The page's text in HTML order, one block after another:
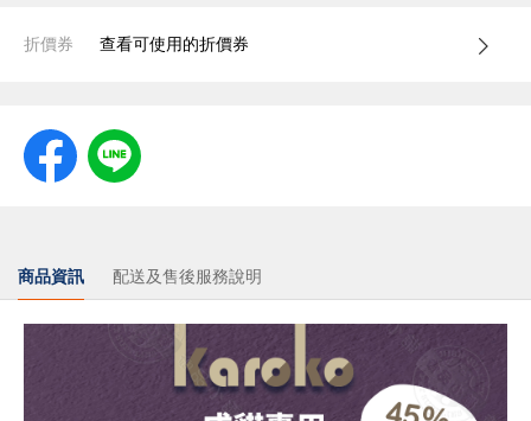
折價券 查看可使用的折價券
商品資訊 配送及售後服務說明